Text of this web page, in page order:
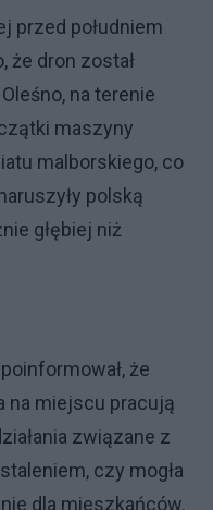
przed południem
że dron został
na terenie
maszyny
malborskiego, co
polską
głębiej niż
że
na miejscu pracują
związane z
czy mogła
dla mieszkańców.